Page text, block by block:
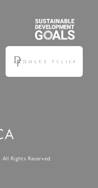
に違反した場合。
いても、当該会員は、
た支払義務等の取引上
責任を免れないものと
プリ等でサービスを利
下「仮登録」といいま
ント付与を受けるこ
えず、第3条1項の通り
Rights Reserved.